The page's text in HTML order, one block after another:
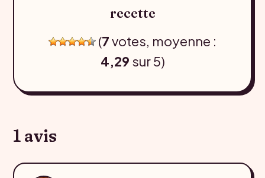
recette
(7votes, moyenne :
4,29 sur 5)
1 avis